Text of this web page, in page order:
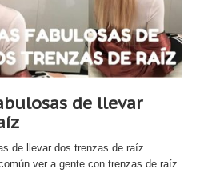
de llevar
de llevar dos trenzas de raíz
ver a gente con trenzas de raíz